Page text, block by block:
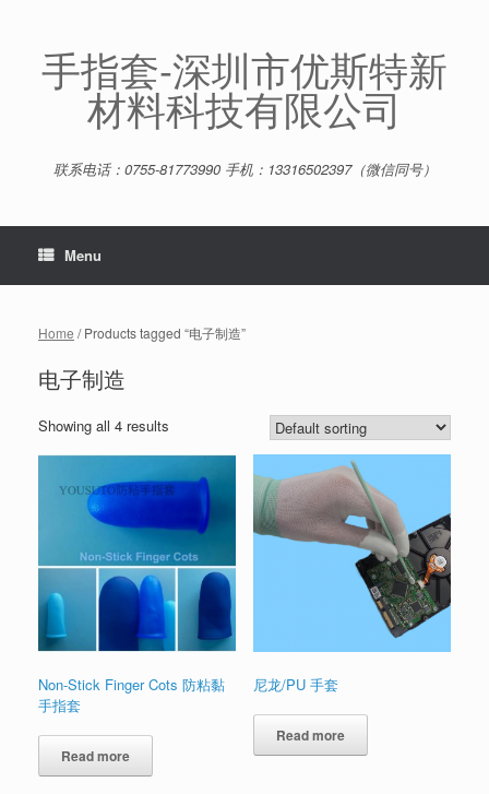
content手指套-深圳市优斯特新
材料科技有限公司
联系电话：0755-81773990 手机：13316502397（微信同号）
Menu
Home / Products tagged “电子制造”
电子制造
Showing all 4 results
Non-Stick Finger Cots 防粘黏
手指套
Read more
尼龙/PU 手套
Read more